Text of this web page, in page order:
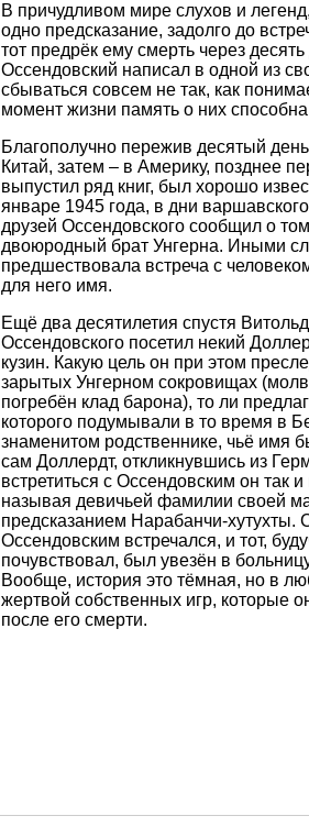
В причудливом мире слухов и
одно предсказание, задолго до
тот предрёк ему смерть через
Оссендовский написал в одной из
сбываться совсем не так, как
момент жизни память о них
Благополучно пережив десятый
Китай, затем – в Америку, позднее
выпустил ряд книг, был хорошо
январе 1945 года, в дни
друзей Оссендовского сообщил о
двоюродный брат Унгерна. Иными
предшествовала встреча с
для него имя.
Ещё два десятилетия спустя
Оссендовского посетил некий
кузин. Какую цель он при этом
зарытых Унгерном сокровищах
погребён клад барона), то ли
которого подумывали в то время в
знаменитом родственнике, чьё имя
сам Доллердт, откликнувшись из
встретиться с Оссендовским он так
называя девичьей фамилии своей
предсказанием Нарабанчи-хутухты.
Оссендовским встречался, и тот,
почувствовал, был увезён в
Вообще, история это тёмная, но в
жертвой собственных игр, которые
после его смерти.